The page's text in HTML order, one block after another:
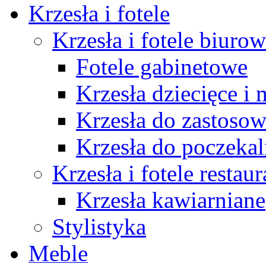
Krzesła i fotele
Krzesła i fotele
Fotele gabinetowe
Krzesła dziecięce i
Krzesła do
Krzesła do
Krzesła i fotele
Krzesła kawiarniane
Stylistyka
Meble